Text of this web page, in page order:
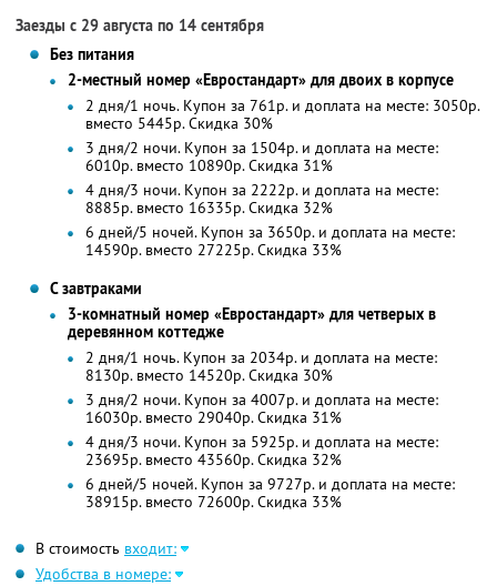
Заезды с 29 августа по 14 сентября
Без питания
2-местный номер «Евростандарт» для двоих в корпусе
2 дня/1 ночь. Купон за 761р. и доплата на месте: 3050р.
вместо 5445р.Скидка 30%
3 дня/2 ночи. Купон за 1504р. и доплата на месте:
6010р. вместо 10890р.Скидка 31%
4 дня/3 ночи. Купон за 2222р. и доплата на месте:
8885р. вместо 16335р. Скидка 32%
6 дней/5 ночей. Купон за 3650р. и доплата на месте:
14590р. вместо 27225р. Скидка 33%
С завтраками
3-комнатный номер «Евростандарт» для четверых в
деревянном коттедже
2 дня/1 ночь. Купон за 2034р. и доплата на месте:
8130р. вместо 14520р.Скидка 30%
3 дня/2 ночи. Купон за 4007р. и доплата на месте:
16030р. вместо 29040р.Скидка 31%
4 дня/3 ночи. Купон за 5925р. и доплата на месте:
23695р. вместо 43560р. Скидка 32%
6 дней/5 ночей. Купон за 9727р. и доплата на месте:
38915р. вместо 72600р. Скидка 33%
В стоимость входит:
Удобства в номере: